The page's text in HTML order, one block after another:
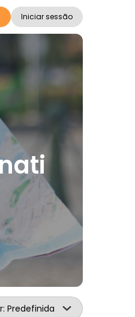
Iniciar sessão
Predefinida